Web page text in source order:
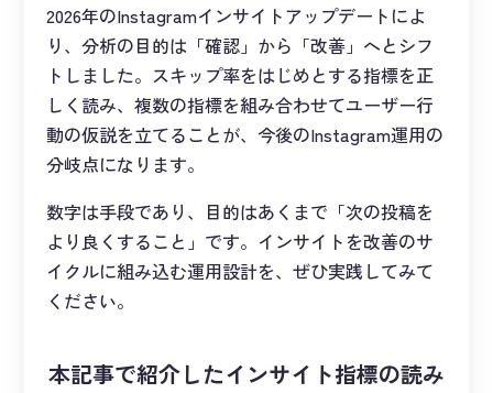
2026年のInstagramインサイトアップデートによ
り、分析の目的は「確認」から「改善」へとシフ
トしました。スキップ率をはじめとする指標を正
しく読み、複数の指標を組み合わせてユーザー行
動の仮説を立てることが、今後のInstagram運用の
分岐点になります。
数字は手段であり、目的はあくまで「次の投稿を
より良くすること」です。インサイトを改善のサ
イクルに組み込む運用設計を、ぜひ実践してみて
ください。
本記事で紹介したインサイト指標の読み